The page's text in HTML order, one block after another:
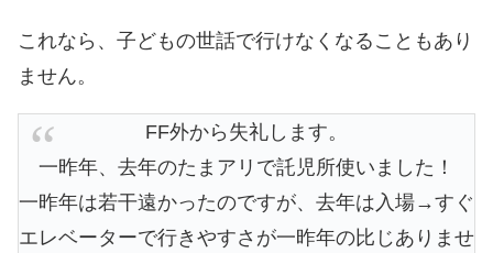
これなら、子どもの世話で行けなくなることもあり
ません。
FF外から失礼します。
一昨年、去年のたまアリで託児所使いました！
一昨年は若干遠かったのですが、去年は入場→すぐ
エレベーターで行きやすさが一昨年の比じありませ